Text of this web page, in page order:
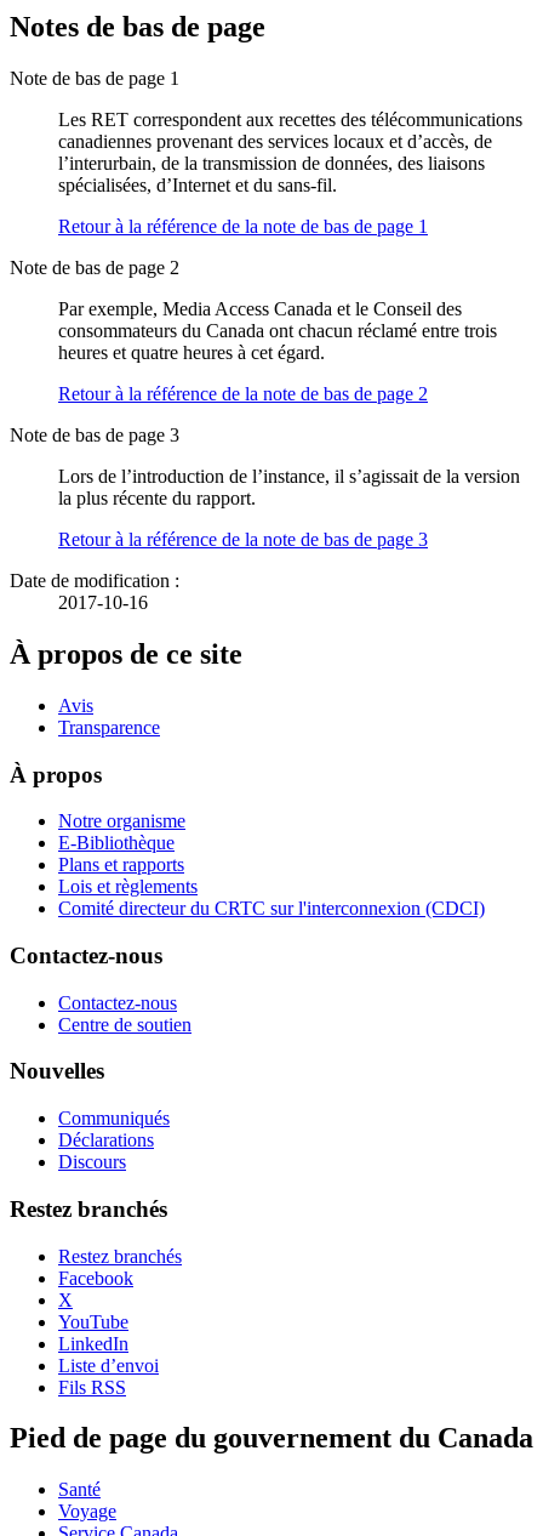
Notes de bas de page
Note de bas de page 1
Les RET correspondent aux recettes des télécommunications
canadiennes provenant des services locaux et d’accès, de
l’interurbain, de la transmission de données, des liaisons
spécialisées, d’Internet et du sans-fil.
Retour à la référence de la note de bas de page 1
Note de bas de page 2
Par exemple, Media Access Canada et le Conseil des
consommateurs du Canada ont chacun réclamé entre trois
heures et quatre heures à cet égard.
Retour à la référence de la note de bas de page 2
Note de bas de page 3
Lors de l’introduction de l’instance, il s’agissait de la version
la plus récente du rapport.
Retour à la référence de la note de bas de page 3
Date de modification :
2017-10-16
À propos de ce site
Avis
Transparence
À propos
Notre organisme
E-Bibliothèque
Plans et rapports
Lois et règlements
Comité directeur du CRTC sur l'interconnexion (CDCI)
Contactez-nous
Contactez-nous
Centre de soutien
Nouvelles
Communiqués
Déclarations
Discours
Restez branchés
Restez branchés
Facebook
X
YouTube
LinkedIn
Liste d’envoi
Fils RSS
Pied de page du gouvernement du Canada
Santé
Voyage